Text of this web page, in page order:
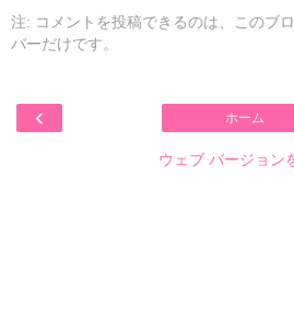
注: コメントを投稿できるのは、このブ
バーだけです。
‹ ホーム
ウェブ バージョン